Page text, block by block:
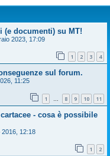
(e documenti) su MT!
2023, 17:09
1 2 3 4
sul forum.
11:25
1 … 8 9 10 11
- cosa è possibile
2016, 12:18
1 2